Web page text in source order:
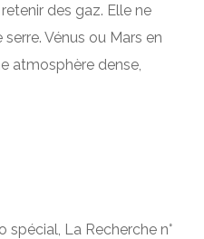
des gaz. Elle ne
Vénus ou Mars en
atmosphère dense,
spécial, La Recherche n°